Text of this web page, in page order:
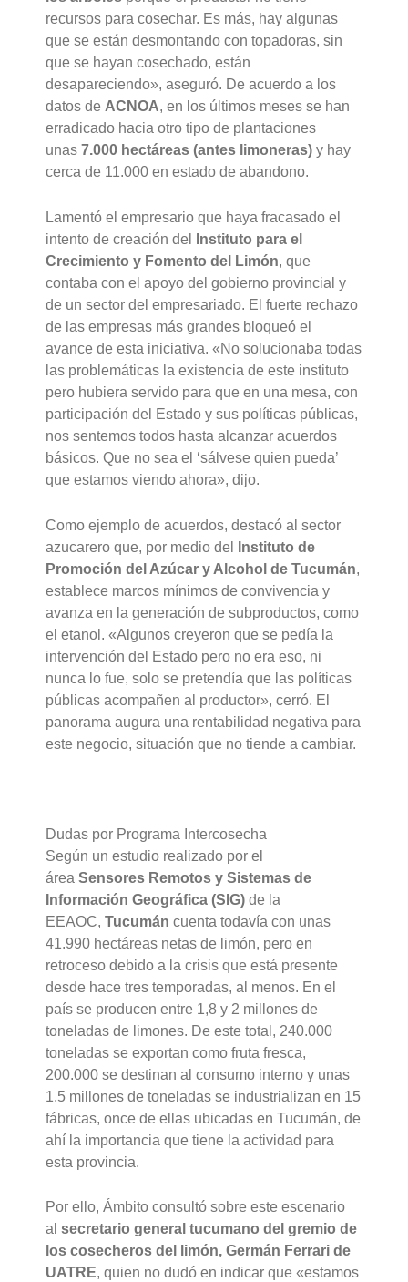
recursos para cosechar. Es más, hay algunas
que se están desmontando con topadoras, sin
que se hayan cosechado, están
desapareciendo», aseguró. De acuerdo a los
datos deACNOA, en los últimos meses se han
erradicado hacia otro tipo de plantaciones
unas 7.000 hectáreas (antes limoneras) y hay
cerca de 11.000 en estado de abandono.
Lamentó el empresario que haya fracasado el
intento de creación del
Instituto para el
Crecimiento y Fomento del Limón, que
contaba con el apoyo del gobierno provincial y
de un sector del empresariado. El fuerte rechazo
de las empresas más grandes bloqueó el
avance de esta iniciativa. «No solucionaba todas
las problemáticas la existencia de este instituto
pero hubiera servido para que en una mesa, con
participación del Estado y sus políticas públicas,
nos sentemos todos hasta alcanzar acuerdos
básicos. Que no sea el ‘sálvese quien pueda’
que estamos viendo ahora», dijo.
Como ejemplo de acuerdos, destacó al sector
azucarero que, por medio del
Instituto de
Promoción del Azúcar y Alcohol de Tucumán,
establece marcos mínimos de convivencia y
avanza en la generación de subproductos, como
el etanol. «Algunos creyeron que se pedía la
intervención del Estado pero no era eso, ni
nunca lo fue, solo se pretendía que las políticas
públicas acompañen al productor», cerró. El
panorama augura una rentabilidad negativa para
este negocio, situación que no tiende a cambiar.
Dudas por Programa Intercosecha
Según un estudio realizado por el
áreaSensores Remotos y Sistemas de
Información Geográfica (SIG)de la
EEAOC,Tucumán cuenta todavía con unas
41.990 hectáreas netas de limón, pero en
retroceso debido a la crisis que está presente
desde hace tres temporadas, al menos. En el
país se producen entre 1,8 y 2 millones de
toneladas de limones. De este total, 240.000
toneladas se exportan como fruta fresca,
200.000 se destinan al consumo interno y unas
1,5 millones de toneladas se industrializan en 15
fábricas, once de ellas ubicadas en Tucumán, de
ahí la importancia que tiene la actividad para
esta provincia.
Por ello, Ámbito consultó sobre este escenario
alsecretario general tucumano del gremio de
los cosecheros del limón, Germán Ferrari de
UATRE, quien no dudó en indicar que «estamos